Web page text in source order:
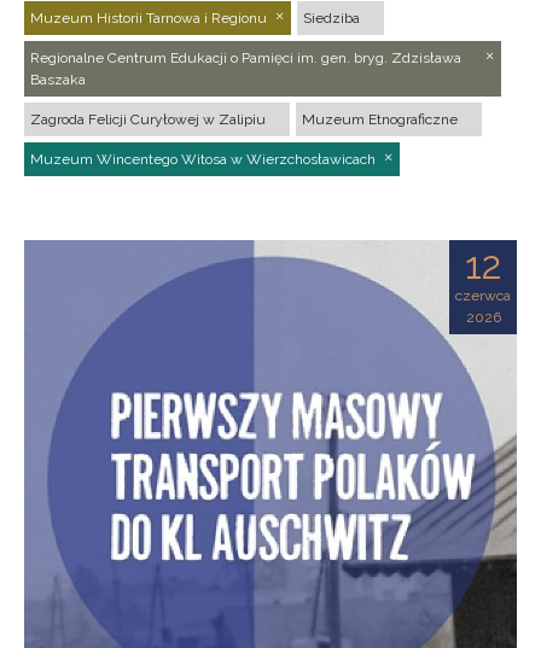
Muzeum Historii Tarnowa i Regionu Siedziba
Regionalne Centrum Edukacji o Pamięci im. gen. bryg. Zdzisława
Baszaka
Zagroda Felicji Curyłowej w Zalipiu Muzeum Etnograficzne
Muzeum Wincentego Witosa w Wierzchosławicach
12
czerwca
2026